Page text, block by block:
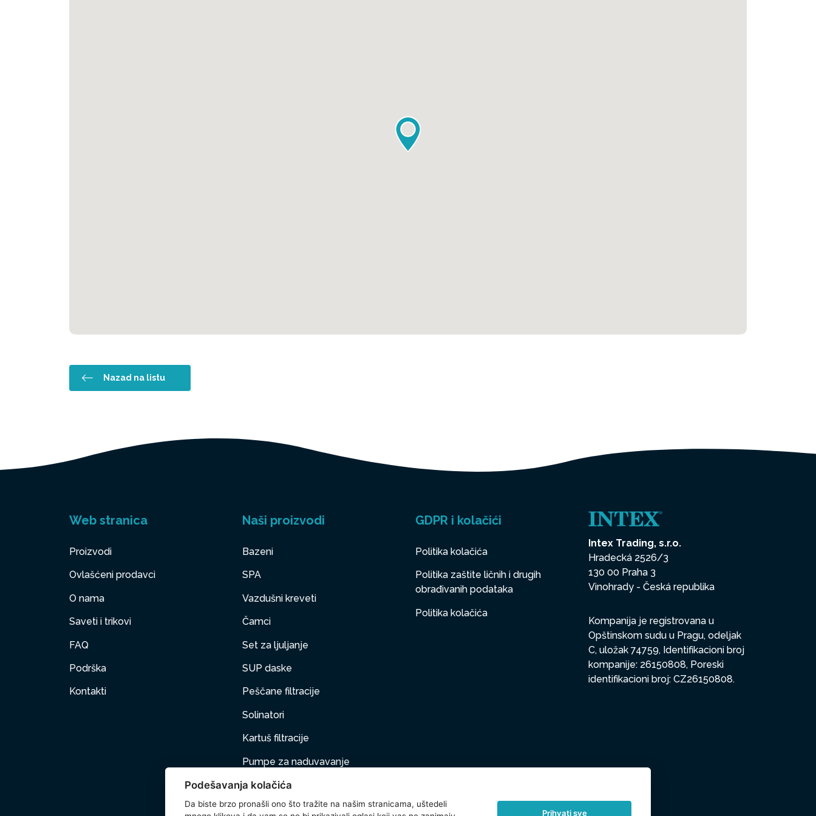
Nazad na listu
Web stranica
Proizvodi
Ovlašćeni prodavci
O nama
Saveti i trikovi
FAQ
Podrška
Kontakti
Naši proizvodi
Bazeni
SPA
Vazdušni kreveti
Čamci
Set za ljuljanje
SUP daske
Peščane filtracije
Solinatori
Kartuš filtracije
Pumpe za naduvavanje
Nameštaj na naduvavanje
Kućni ljubimci
GDPR i kolačići
Politika kolačića
Politika zaštite ličnih i drugih
obrađivanih podataka
Politika kolačića
Intex Trading, s.r.o.
Hradecká 2526/3
130 00 Praha 3
Vinohrady - Česká republika
Kompanija je registrovana u
Opštinskom sudu u Pragu, odeljak
C, uložak 74759, Identifikacioni broj
kompanije: 26150808, Poreski
identifikacioni broj: CZ26150808.
Podešavanja kolačića
Da biste brzo pronašli ono što tražite na našim stranicama, uštedeli
Prihvati sve